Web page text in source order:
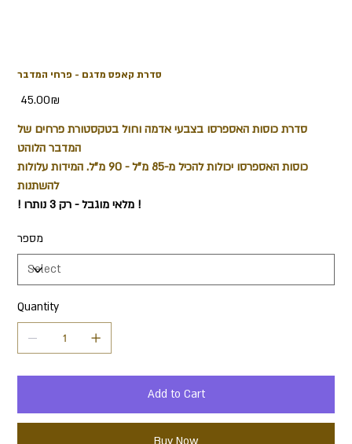
סדרת קאפס מדגם - פרחי המדבר
Price
‏45.00 ‏₪
סדרת כוסות האספרסו בצבעי אדמה וחול בטקסטורת פרחים של
המדבר הלוהט
כוסות האספרסו יכולות להכיל מ-85 מ"ל - 90 מ"ל. המידות עלולות
להשתנות
! מלאי מוגבל - רק 3 נותרו !
מספר
Quantity
Add to Cart